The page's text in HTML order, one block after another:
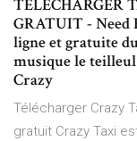
TÉLÉCHARGER
GRATUIT - Need
ligne et gratuite
musique le
Crazy
Télécharger Crazy
gratuit Crazy Taxi